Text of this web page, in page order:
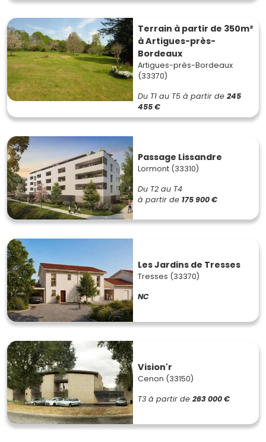
Terrain à partir de 350m²
à Artigues-près-
Bordeaux
Artigues-près-Bordeaux
(33370)
Du T1 au T5 à partir de 245
455 €
Passage Lissandre
Lormont (33310)
Du T2 au T4
à partir de 175 900 €
Les Jardins de Tresses
Tresses (33370)
NC
Vision'r
Cenon (33150)
T3 à partir de 263 000 €